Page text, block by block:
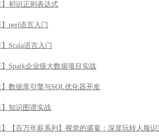
】初识正则表达式
】perl语言入门
】Scala语言入门
】Spark企业级大数据项目实战
】数据库引擎与SQL优化器开发
】知识图谱实战
】【百万年薪系列】视觉的盛宴：深度玩转人脸识